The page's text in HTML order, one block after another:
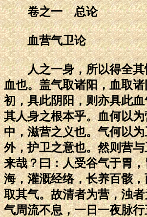
卷之一 总论
血营气卫论
人之一身，所以得全其
血也。盖气取诸阳，血取
初，具此阴阳，则亦具此
其人身之根本乎。血何以
中，滋营之义也。气何以
外，护卫之意也。然则营
来哉？曰：人受谷气于胃
海，灌溉经络，长养百骸
取其气。故清者为营，浊
气周流不息，一日一夜脉